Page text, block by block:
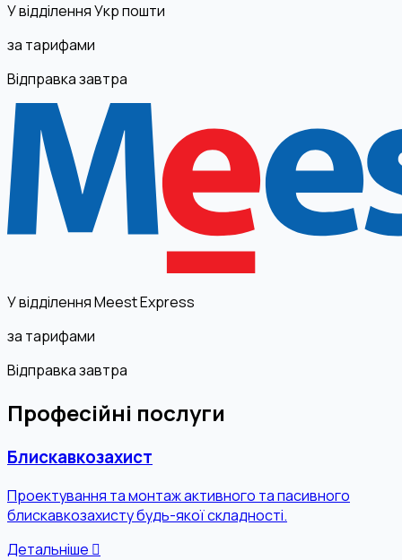
У відділення Укр пошти
за тарифами
Відправка завтра
У відділення Meest Express
за тарифами
Відправка завтра
Професійні послуги
Блискавкозахист
Проектування та монтаж активного та пасивного
блискавкозахисту будь-якої складності.
Детальніше